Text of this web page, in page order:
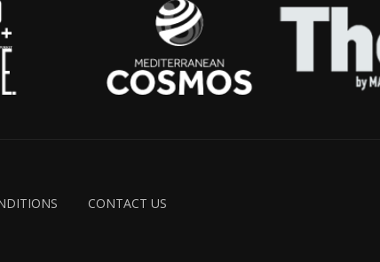
CONTACT US